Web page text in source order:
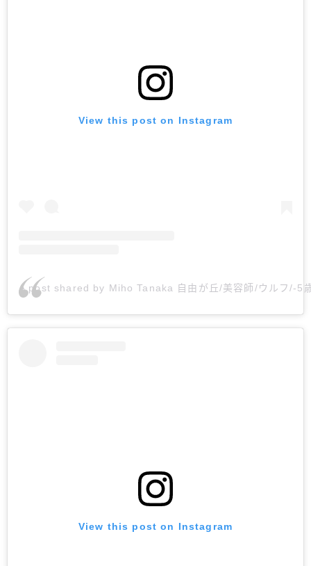
View this post on Instagram
A post shared by Miho Tanaka 自由が丘/美容師/ウルフ/-5
View this post on Instagram